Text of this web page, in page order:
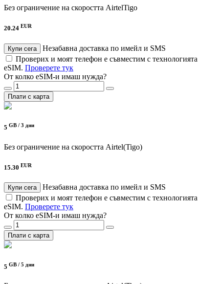
Без ограничение на скоростта AirtelTigo
20.24 EUR
Купи сега
Незабавна доставка по имейл и SMS
Проверих и моят телефон е съвместим с технологията
eSIM. Проверете тук
От колко eSIM-и имаш нужда?
Плати с карта
5 GB / 3 дни
Без ограничение на скоростта Airtel(Tigo)
15.30 EUR
Купи сега
Незабавна доставка по имейл и SMS
Проверих и моят телефон е съвместим с технологията
eSIM. Проверете тук
От колко eSIM-и имаш нужда?
Плати с карта
5 GB / 5 дни